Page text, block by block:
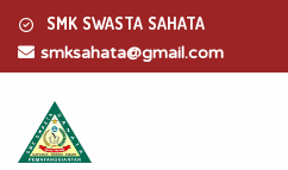
SMK SWASTA SAHATA
smksahata@gmail.com